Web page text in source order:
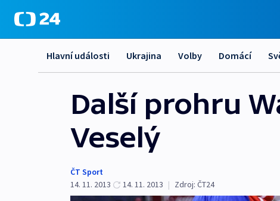
Hlavní události Ukrajina Volby Domácí
Další prohru
Veselý
ČT Sport
14. 11. 2013
14. 11. 2013 | Zdroj: ČT24